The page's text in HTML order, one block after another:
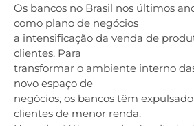
Os bancos no Brasil nos últimos
como plano de negócios
a intensificação da venda de
clientes. Para
transformar o ambiente interno
novo espaço de
negócios, os bancos têm
clientes de menor renda.